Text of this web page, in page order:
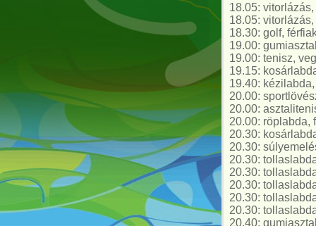
18.05:
18.05:
18.30: golf,
19.00:
19.00: tenisz,
19.15:
19.40:
20.00:
20.00:
20.00: röplabda,
20.30:
20.30:
20.30:
20.30:
20.30:
20.30:
20.30:
20.40: